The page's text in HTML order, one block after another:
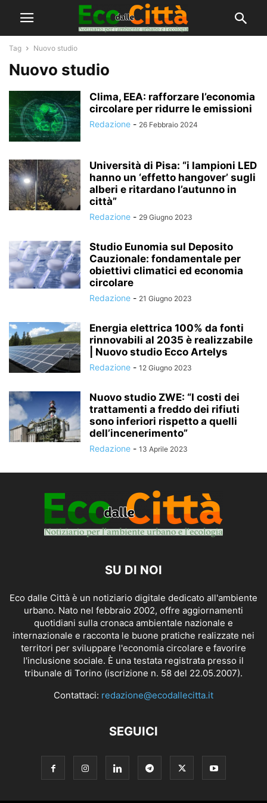
Tag Nuovo studio
Nuovo studio
Clima, EEA: rafforzare l’economia
circolare per ridurre le emissioni
Redazione - 26 Febbraio 2024
Università di Pisa: “i lampioni LED
hanno un ‘effetto hangover’ sugli
alberi e ritardano l’autunno in
città”
Redazione - 29 Giugno 2023
Studio Eunomia sul Deposito
Cauzionale: fondamentale per
obiettivi climatici ed economia
circolare
Redazione - 21 Giugno 2023
Energia elettrica 100% da fonti
rinnovabili al 2035 è realizzabile
| Nuovo studio Ecco Artelys
Redazione - 12 Giugno 2023
Nuovo studio ZWE: “I costi dei
trattamenti a freddo dei rifiuti
sono inferiori rispetto a quelli
dell’incenerimento”
Redazione - 13 Aprile 2023
SU DI NOI
Eco dalle Città è un notiziario digitale dedicato all'ambiente
urbano. Nato nel febbraio 2002, offre aggiornamenti
quotidiani sulla cronaca ambientale nazionale e
internazionale e racconta le buone pratiche realizzate nei
territori per sviluppare l'economia circolare e favorire
l'inclusione sociale. È una testata registrata presso il
tribunale di Torino (iscrizione n. 58 del 22.05.2007).
Contattaci: redazione@ecodallecitta.it
SEGUICI